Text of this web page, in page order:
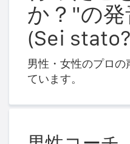
か？"の
(Sei
男性・女性のプロの
ています。